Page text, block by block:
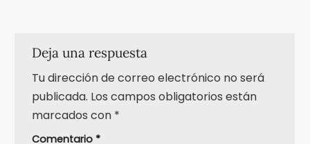
Deja una respuesta
Tu dirección de correo electrónico no será
publicada. Los campos obligatorios están
marcados con *
Comentario *